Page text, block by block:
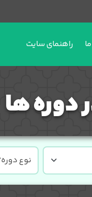
راهنمای سایت
دوره ها